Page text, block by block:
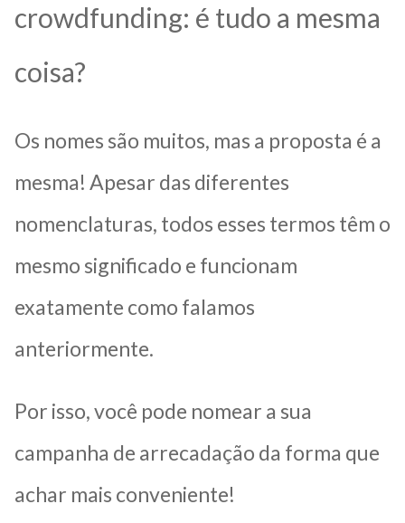
crowdfunding: é tudo a mesma
coisa?
Os nomes são muitos, mas a proposta é a
mesma! Apesar das diferentes
nomenclaturas, todos esses termos têm o
mesmo significado e funcionam
exatamente como falamos
anteriormente.
Por isso, você pode nomear a sua
campanha de arrecadação da forma que
achar mais conveniente!